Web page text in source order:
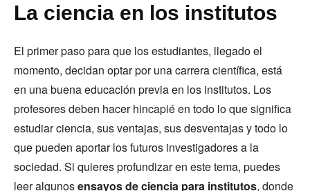
La ciencia en los institutos
El primer paso para que los estudiantes, llegado el
momento, decidan optar por una carrera científica, está
en una buena educación previa en los institutos. Los
profesores deben hacer hincapié en todo lo que significa
estudiar ciencia, sus ventajas, sus desventajas y todo lo
que pueden aportar los futuros investigadores a la
sociedad. Si quieres profundizar en este tema, puedes
leer algunosensayos de ciencia para institutos, donde